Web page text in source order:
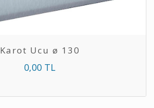
Karot Ucu ø 130
0,00 TL